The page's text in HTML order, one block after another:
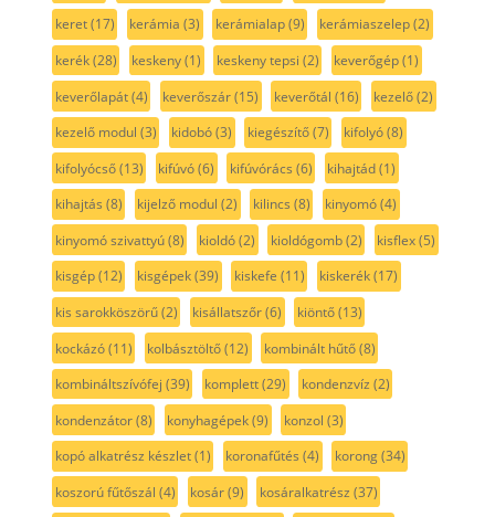
keret(17) kerámia (3) kerámialap(9) kerámiaszelep(2)
kerék(28) keskeny(1) keskeny tepsi (2) keverőgép(1)
keverőlapát(4) keverőszár(15) keverőtál (16) kezelő(2)
kezelő modul (3) kidobó(3) kiegészítő(7) kifolyó(8)
kifolyócső(13) kifúvó(6) kifúvórács (6) kihajtád(1)
kihajtás (8) kijelző modul (2) kilincs (8) kinyomó(4)
kinyomó szivattyú(8) kioldó(2) kioldógomb(2) kisflex(5)
kisgép(12) kisgépek(39) kiskefe (11) kiskerék(17)
kis sarokköszörű(2) kisállatszőr(6) kiöntő(13)
kockázó(11) kolbásztöltő(12) kombinált hűtő(8)
kombináltszívófej (39) komplett(29) kondenzvíz (2)
kondenzátor(8) konyhagépek(9) konzol (3)
kopó alkatrész készlet(1) koronafűtés (4) korong(34)
koszorú fűtőszál (4) kosár(9) kosáralkatrész (37)